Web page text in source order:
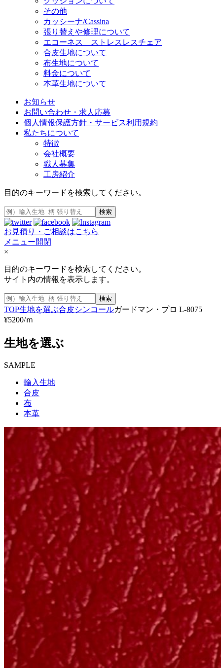
その他
カッシーナ/Cassina
張り替えや修理について
エコーネス ストレスレスチェア
合皮生地について
布生地について
料金について
本革生地について
お知らせ
お問い合わせ・求人応募
個人情報保護方針・サービス利用規約
私たちについて
特徴
会社概要
職人募集
工房紹介
目的のキーワードを検索してください。
検索
お見積り・ご相談はこちら
メニュー開閉
×
目的のキーワードを検索してください。
サイト内の情報を表示します。
検索
TOP生地を選ぶ合皮シンコールガードマン・プロ L-8075
¥5200/ｍ
生地を選ぶ
SAMPLE
輸入生地
合皮
布
本革